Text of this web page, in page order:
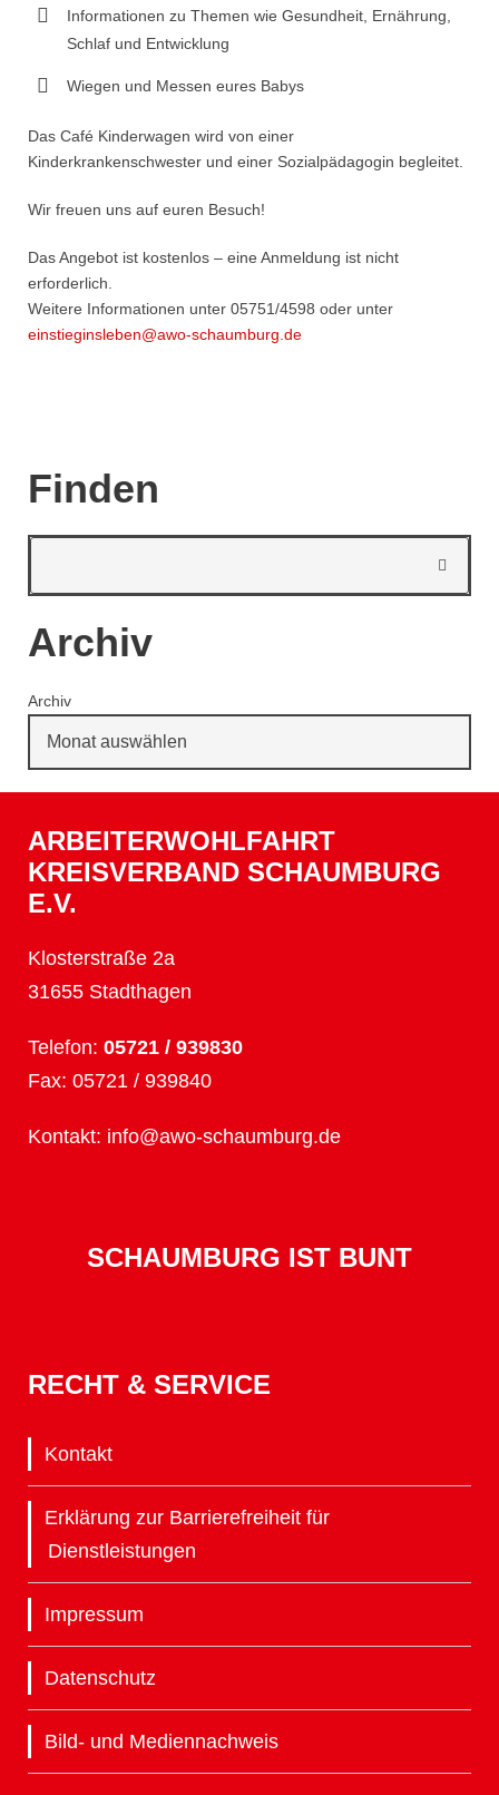
Informationen zu Themen wie Gesundheit, Ernährung,
Schlaf und Entwicklung
Wiegen und Messen eures Babys
Das Café Kinderwagen wird von einer
Kinderkrankenschwester und einer Sozialpädagogin begleitet.
Wir freuen uns auf euren Besuch!
Das Angebot ist kostenlos – eine Anmeldung ist nicht
erforderlich.
Weitere Informationen unter 05751/4598 oder unter
einstieginsleben@awo-schaumburg.de
Finden
Archiv
Archiv
ARBEITERWOHLFAHRT
KREISVERBAND SCHAUMBURG
E.V.
Klosterstraße 2a
31655 Stadthagen
Telefon: 05721 / 939830
Fax: 05721 / 939840
Kontakt: info@awo-schaumburg.de
SCHAUMBURG IST BUNT
RECHT & SERVICE
Kontakt
Erklärung zur Barrierefreiheit für
Dienstleistungen
Impressum
Datenschutz
Bild- und Mediennachweis